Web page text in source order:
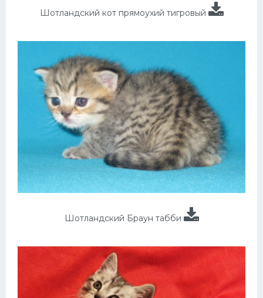
Шотландский кот прямоухий тигровый
Шотландский Браун табби